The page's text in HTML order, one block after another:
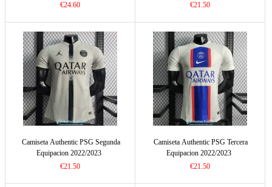
€24.60
€21.50
Camiseta Authentic PSG Segunda
Equipacion 2022/2023
€21.50
Camiseta Authentic PSG Tercera
Equipacion 2022/2023
€21.50